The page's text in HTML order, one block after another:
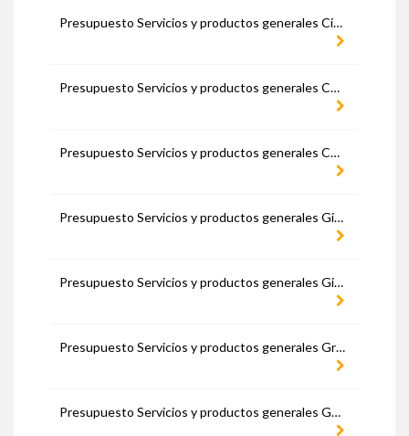
Presupuesto Servicios y productos generales Ciudad Real
Presupuesto Servicios y productos generales Córdoba
Presupuesto Servicios y productos generales Cuenca
Presupuesto Servicios y productos generales Gipuzkoa
Presupuesto Servicios y productos generales Girona
Presupuesto Servicios y productos generales Granada
Presupuesto Servicios y productos generales Guadalajara